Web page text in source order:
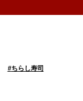
#ちらし寿司